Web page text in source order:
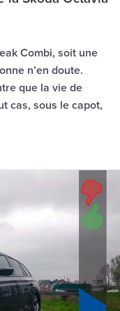
Combi, soit une
n’en doute.
que la vie de
cas, sous le capot,